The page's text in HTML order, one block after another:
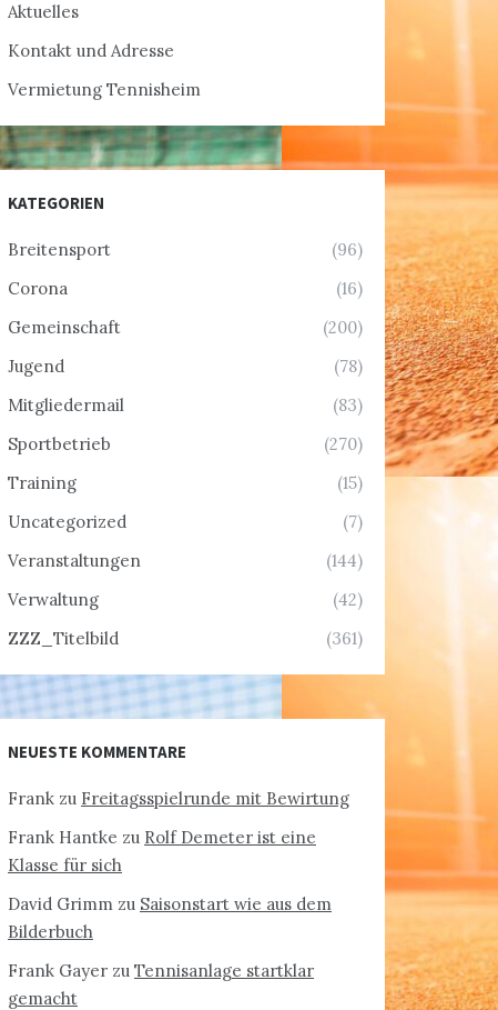
Aktuelles
Kontakt und Adresse
Vermietung Tennisheim
KATEGORIEN
Breitensport
(96)
Corona
(16)
Gemeinschaft
(200)
Jugend
(78)
Mitgliedermail
(83)
Sportbetrieb
(270)
Training
(15)
Uncategorized
(7)
Veranstaltungen
(144)
Verwaltung
(42)
ZZZ_Titelbild
(361)
NEUESTE KOMMENTARE
Frank zu Freitagsspielrunde mit Bewirtung
Frank Hantke zu Rolf Demeter ist eine
Klasse für sich
David Grimm zu Saisonstart wie aus dem
Bilderbuch
Frank Gayer zu Tennisanlage startklar
gemacht